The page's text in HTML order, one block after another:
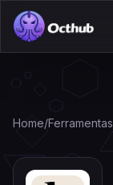
Home/Ferramentas